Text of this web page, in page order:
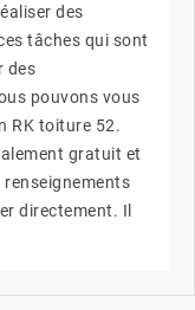
des
tâches qui sont
des
pouvons vous
RK toiture 52.
gratuit et
renseignements
directement. Il